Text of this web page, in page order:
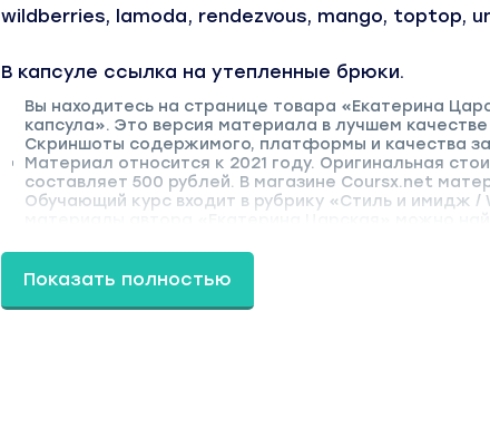
wildberries, lamoda, rendezvous, mango, toptop,
В капсуле ссылка на утепленные брюки.
Вы находитесь на странице товара «Екатерина
капсула». Это версия материала в лучшем
Скриншоты содержимого, платформы и качества
Материал относится к 2021 году. Оригинальная
составляет 500 рублей. В магазине Coursx.net
Обучающий курс входит в рубрику «Стиль и имидж /
Показать полностью